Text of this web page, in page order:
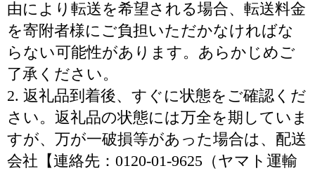
由により転送を希望される場合、転送料金
を寄附者様にご負担いただかなければな
らない可能性があります。あらかじめご
了承ください。
2. 返礼品到着後、すぐに状態をご確認くだ
さい。返礼品の状態には万全を期していま
すが、万が一破損等があった場合は、配送
会社【連絡先：0120-01-9625（ヤマト運輸